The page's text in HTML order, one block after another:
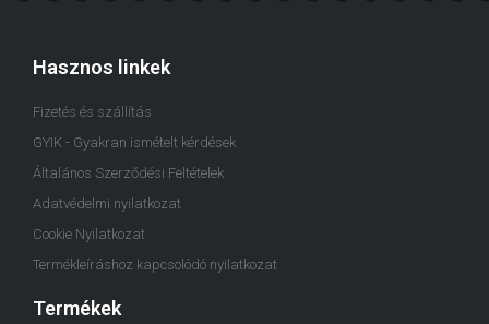
Hasznos linkek
Fizetés és szállítás
GYIK - Gyakran ismételt kérdések
Általános Szerződési Feltételek
Adatvédelmi nyilatkozat
Cookie Nyilatkozat
Termékleíráshoz kapcsolódó nyilatkozat
Termékek